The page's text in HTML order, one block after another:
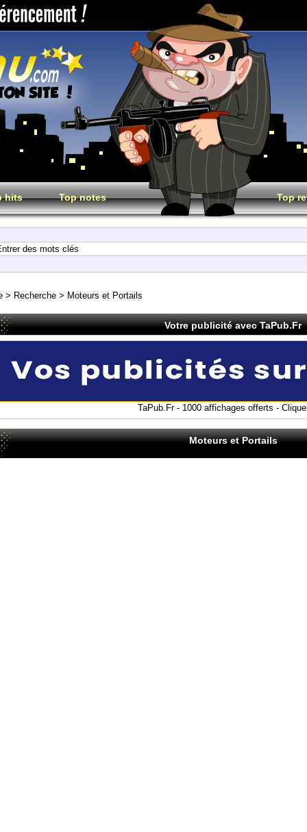
hits Top notes Top
> Recherche > Moteurs et Portails
Votre publicité avec TaPub.Fr
TaPub.Fr - 1000 affichages offerts -
Moteurs et Portails